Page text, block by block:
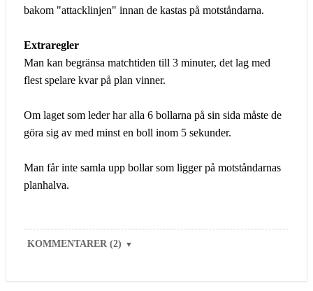
bakom "attacklinjen" innan de kastas på motståndarna.
Extraregler
Man kan begränsa matchtiden till 3 minuter, det lag med
flest spelare kvar på plan vinner.
Om laget som leder har alla 6 bollarna på sin sida måste de
göra sig av med minst en boll inom 5 sekunder.
Man får inte samla upp bollar som ligger på motståndarnas
planhalva.
KOMMENTARER (2) ▼